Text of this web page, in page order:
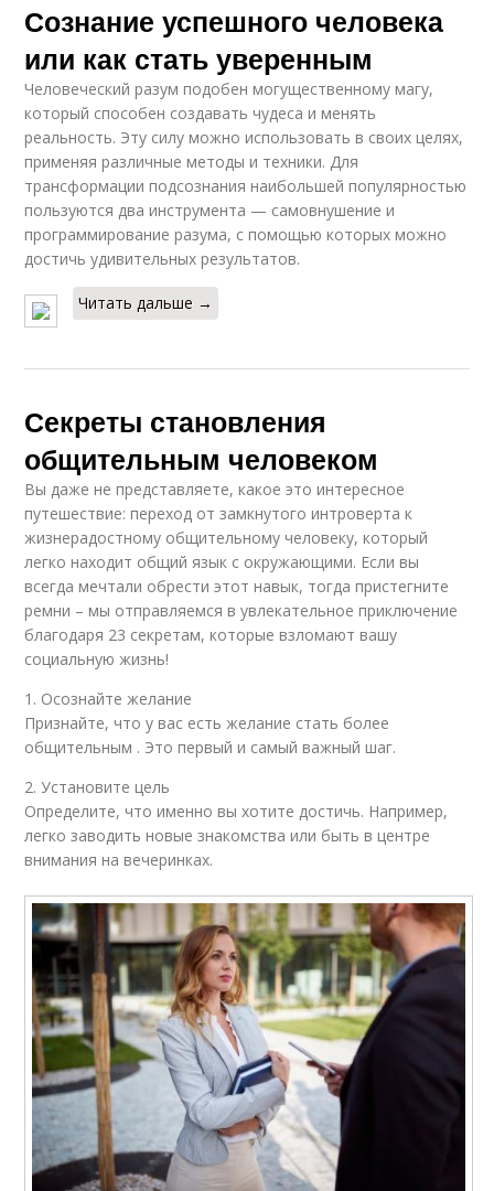
Сознание успешного человека
или как стать уверенным
Человеческий разум подобен могущественному магу,
который способен создавать чудеса и менять
реальность. Эту силу можно использовать в своих целях,
применяя различные методы и техники. Для
трансформации подсознания наибольшей популярностью
пользуются два инструмента — самовнушение и
программирование разума, с помощью которых можно
достичь удивительных результатов.
Читать дальше →
Секреты становления
общительным человеком
Вы даже не представляете, какое это интересное
путешествие: переход от замкнутого интроверта к
жизнерадостному общительному человеку, который
легко находит общий язык с окружающими. Если вы
всегда мечтали обрести этот навык, тогда пристегните
ремни – мы отправляемся в увлекательное приключение
благодаря 23 секретам, которые взломают вашу
социальную жизнь!
1. Осознайте желание
Признайте, что у вас есть желание стать более
общительным . Это первый и самый важный шаг.
2. Установите цель
Определите, что именно вы хотите достичь. Например,
легко заводить новые знакомства или быть в центре
внимания на вечеринках.